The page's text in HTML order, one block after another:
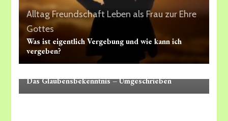
AlltagFreundschaft Leben als Frau zur Ehre
Gottes
Was ist eigentlich Vergebung und wie kann ich
vergeben?
Alltag Leben als Frau zur Ehre Gottes
Das Glaubensbekenntnis – Umgeschrieben